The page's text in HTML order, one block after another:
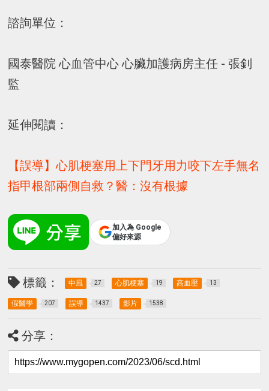
諮詢單位：
國泰醫院 心血管中心 心臟加護病房主任 - 張釗
監
延伸閱讀：
【誤導】心肌梗塞用上下門牙用力咬下左手無名
指甲根部兩側自救？醫：沒有根據
加入為 Google
偏好來源
標籤： 中風 27 心肌梗塞 19 高血壓 13
假醫學 207 誤導 1437 影片 1538
分享：